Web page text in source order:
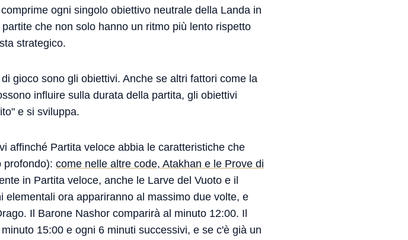
ogni singolo obiettivo neutrale della Landa in
che non solo hanno un ritmo più lento rispetto
strategico.
gioco sono gli obiettivi. Anche se altri fattori come la
influire sulla durata della partita, gli obiettivi
e si sviluppa.
affinché Partita veloce abbia le caratteristiche che
profondo): come nelle altre code, Atakhan e le Prove di
in Partita veloce, anche le Larve del Vuoto e il
ora appariranno al massimo due volte, e
Il Barone Nashor comparirà al minuto 12:00. Il
15:00 e ogni 6 minuti successivi, e se c'è già un